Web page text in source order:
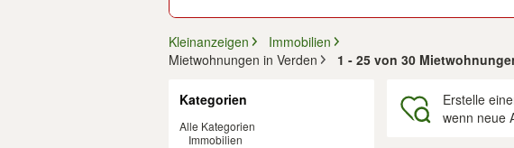
Kleinanzeigen
Immobilien
Mietwohnungen in Verden
1 - 25 von 30
Kategorien
Alle Kategorien
Immobilien
Erstelle
wenn neue